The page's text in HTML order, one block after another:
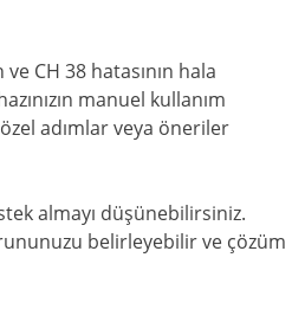
CH 38 hatasının hala
manuel kullanım
adımlar veya öneriler
almayı düşünebilirsiniz.
belirleyebilir ve çözüm